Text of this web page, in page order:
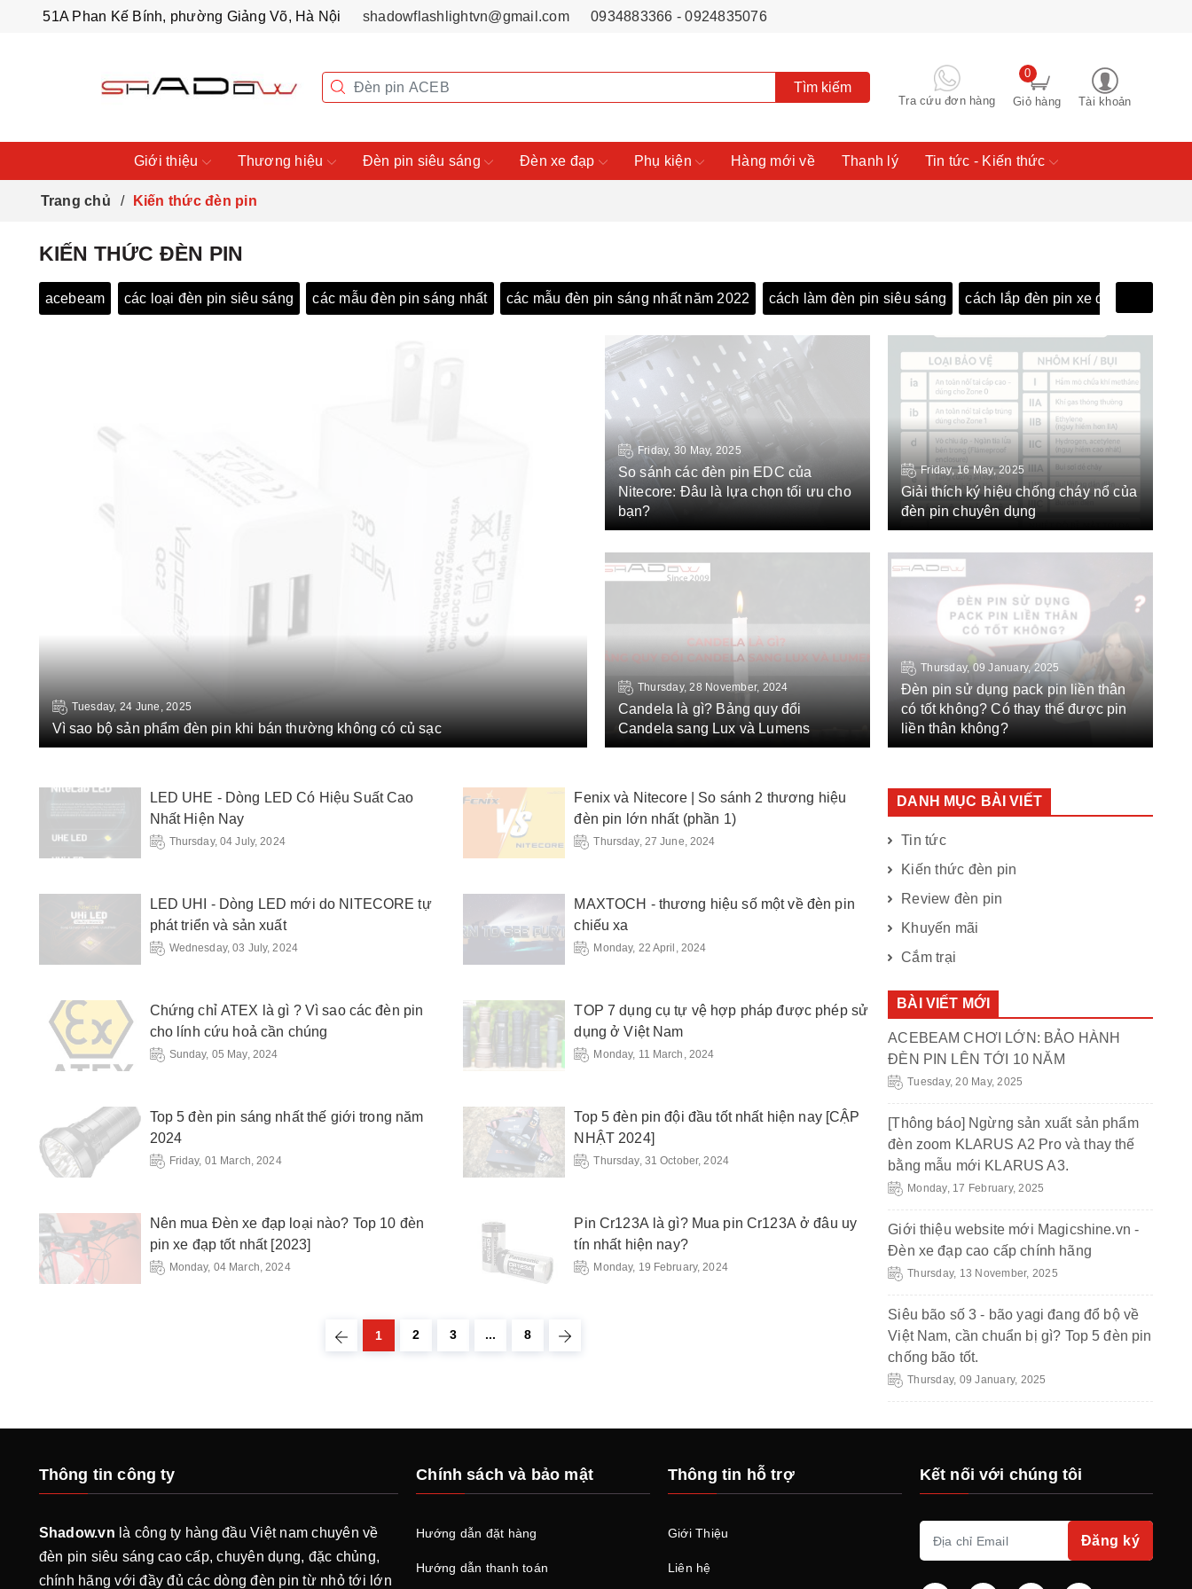
51A Phan Kế Bính, phường Giảng Võ, Hà Nội shadowflashlightvn@gmail.com 0934883366 - 0924835076
Tìm kiếm
Tài khoản
0
Giỏ hàng
Tra cứu đơn hàng
Giới thiệu Thương hiệu Đèn pin siêu sáng Đèn xe đạp Phụ kiện Hàng mới về Thanh lý Tin tức - Kiến thức
Trang chủ Kiến thức đèn pin
KIẾN THỨC ĐÈN PIN
acebeam các loại đèn pin siêu sáng các mẫu đèn pin sáng nhất các mẫu đèn pin sáng nhất năm 2022 cách làm đèn pin siêu sáng cách lắp đèn pin xe đạp
Tuesday, 24 June, 2025
Vì sao bộ sản phẩm đèn pin khi bán thường không có củ sạc
Friday, 30 May, 2025
So sánh các đèn pin EDC của
Nitecore: Đâu là lựa chọn tối ưu cho
bạn?
Friday, 16 May, 2025
Giải thích ký hiệu chống cháy nổ của
đèn pin chuyên dụng
Thursday, 28 November, 2024
Candela là gì? Bảng quy đổi
Candela sang Lux và Lumens
Thursday, 09 January, 2025
Đèn pin sử dụng pack pin liền thân
có tốt không? Có thay thế được pin
liền thân không?
LED UHE - Dòng LED Có Hiệu Suất Cao
Nhất Hiện Nay
Thursday, 04 July, 2024
Fenix và Nitecore | So sánh 2 thương hiệu
đèn pin lớn nhất (phần 1)
Thursday, 27 June, 2024
LED UHI - Dòng LED mới do NITECORE tự
phát triển và sản xuất
Wednesday, 03 July, 2024
MAXTOCH - thương hiệu số một về đèn pin
chiếu xa
Monday, 22 April, 2024
Chứng chỉ ATEX là gì ? Vì sao các đèn pin
cho lính cứu hoả cần chúng
Sunday, 05 May, 2024
TOP 7 dụng cụ tự vệ hợp pháp được phép sử
dụng ở Việt Nam
Monday, 11 March, 2024
Top 5 đèn pin sáng nhất thế giới trong năm
2024
Friday, 01 March, 2024
Top 5 đèn pin đội đầu tốt nhất hiện nay [CẬP
NHẬT 2024]
Thursday, 31 October, 2024
Nên mua Đèn xe đạp loại nào? Top 10 đèn
pin xe đạp tốt nhất [2023]
Monday, 04 March, 2024
Pin Cr123A là gì? Mua pin Cr123A ở đâu uy
tín nhất hiện nay?
Monday, 19 February, 2024
1 2 3 ... 8
DANH MỤC BÀI VIẾT
Tin tức
Kiến thức đèn pin
Review đèn pin
Khuyến mãi
Cắm trại
BÀI VIẾT MỚI
ACEBEAM CHƠI LỚN: BẢO HÀNH
ĐÈN PIN LÊN TỚI 10 NĂM
Tuesday, 20 May, 2025
[Thông báo] Ngừng sản xuất sản phẩm
đèn zoom KLARUS A2 Pro và thay thế
bằng mẫu mới KLARUS A3.
Monday, 17 February, 2025
Giới thiệu website mới Magicshine.vn -
Đèn xe đạp cao cấp chính hãng
Thursday, 13 November, 2025
Siêu bão số 3 - bão yagi đang đổ bộ về
Việt Nam, cần chuẩn bị gì? Top 5 đèn pin
chống bão tốt.
Thursday, 09 January, 2025
Thông tin công ty
Shadow.vn là công ty hàng đầu Việt nam chuyên về
đèn pin siêu sáng cao cấp, chuyên dụng, đặc chủng,
chính hãng với đầy đủ các dòng đèn pin từ nhỏ tới lớn
Chính sách và bảo mật
Hướng dẫn đặt hàng
Hướng dẫn thanh toán
Thông tin hỗ trợ
Giới Thiệu
Liên hệ
Kết nối với chúng tôi
Đăng ký